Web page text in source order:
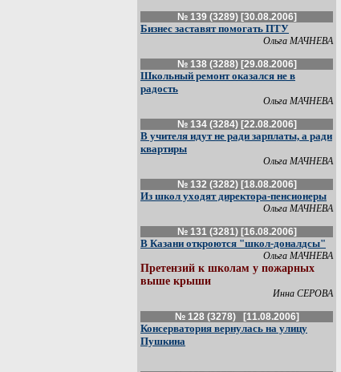
№ 139 (3289) [30.08.2006]
Бизнес заставят помогать ПТУ
Ольга МАЧНЕВА
№ 138 (3288) [29.08.2006]
Школьный ремонт оказался не в
радость
Ольга МАЧНЕВА
№ 134 (3284) [22.08.2006]
В учителя идут не ради зарплаты, а ради
квартиры
Ольга МАЧНЕВА
№ 132 (3282) [18.08.2006]
Из школ уходят директора-пенсионеры
Ольга МАЧНЕВА
№ 131 (3281) [16.08.2006]
В Казани откроются "школ-доналдсы"
Ольга МАЧНЕВА
Претензий к школам у пожарных
выше крыши
Инна СЕРОВА
№ 128 (3278) [11.08.2006]
Консерватория вернулась на улицу
Пушкина